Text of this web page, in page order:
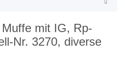
mit IG, Rp-
Nr. 3270, diverse